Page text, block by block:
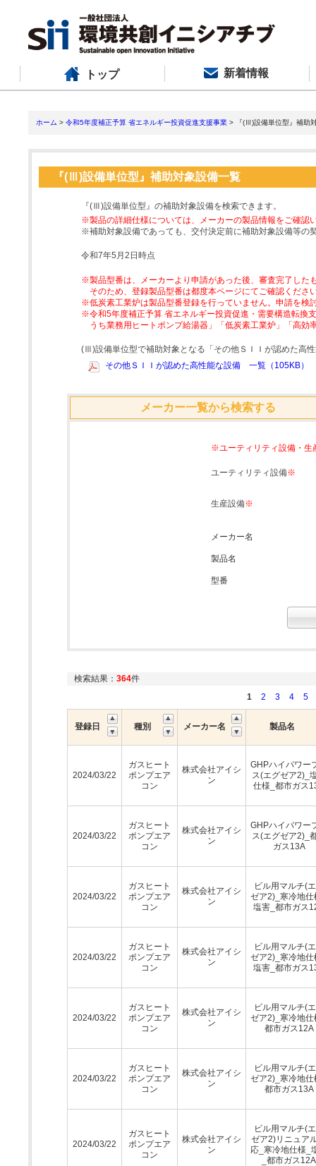
トップ 新着情報
ホーム > 令和5年度補正予算 省エネルギー投資促進支援事業 > 『(Ⅲ)設備単位型』補助
『(Ⅲ)設備単位型』補助対象設備一覧
『(Ⅲ)設備単位型』の補助対象設備を検索できます。
※製品の詳細仕様については、メーカーの製品情報をご確認
※補助対象設備であっても、交付決定前に補助対象設備等の
令和7年5月2日時点
※製品型番は、メーカーより申請があった後、審査完了した
そのため、登録製品型番は都度本ページにてご確認くださ
※低炭素工業炉は製品型番登録を行っていません。申請を検
※令和5年度補正予算 省エネルギー投資促進・需要構造転換
うち業務用ヒートポンプ給湯器」「低炭素工業炉」「高
(Ⅲ)設備単位型で補助対象となる「その他ＳＩＩが認めた高
その他ＳＩＩが認めた高性能な設備 一覧（105KB）
メーカー一覧から検索する
※ユーティリティ設備・生
ユーティリティ設備※
生産設備※
メーカー名
製品名
型番
検索結果： 364件
1
2 3 4 5
登録日 種別 メーカー名 製品名
2024/03/22
ガスヒート
ポンプエア
コン
株式会社アイシ
ン
GHPハイパワー
ス(エグゼア2)_
仕様_都市ガス
2024/03/22
ガスヒート
ポンプエア
コン
株式会社アイシ
ン
GHPハイパワー
ス(エグゼア2)_
ガス13A
2024/03/22
ガスヒート
ポンプエア
コン
株式会社アイシ
ン
ビル用マルチ(
ゼア2)_寒冷地仕
塩害_都市ガス
2024/03/22
ガスヒート
ポンプエア
コン
株式会社アイシ
ン
ビル用マルチ(
ゼア2)_寒冷地仕
塩害_都市ガス
2024/03/22
ガスヒート
ポンプエア
コン
株式会社アイシ
ン
ビル用マルチ(
ゼア2)_寒冷地仕
都市ガス12A
2024/03/22
ガスヒート
ポンプエア
コン
株式会社アイシ
ン
ビル用マルチ(
ゼア2)_寒冷地仕
都市ガス13A
2024/03/22
ガスヒート
ポンプエア
コン
株式会社アイシ
ン
ビル用マルチ(
ゼア2)リニュア
応_寒冷地仕様_
_都市ガス12A